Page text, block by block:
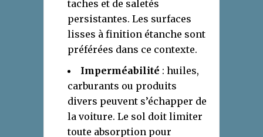
taches et de saletés
persistantes. Les surfaces
lisses à finition étanche sont
préférées dans ce contexte.
Imperméabilité : huiles,
carburants ou produits
divers peuvent s’échapper de
la voiture. Le sol doit limiter
toute absorption pour